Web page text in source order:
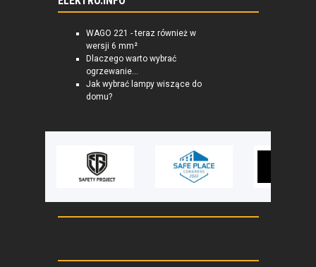
WAGO 221 - teraz również w
wersji 6 mm²
Dlaczego warto wybrać
ogrzewanie...
Jak wybrać lampy wiszące do
domu?